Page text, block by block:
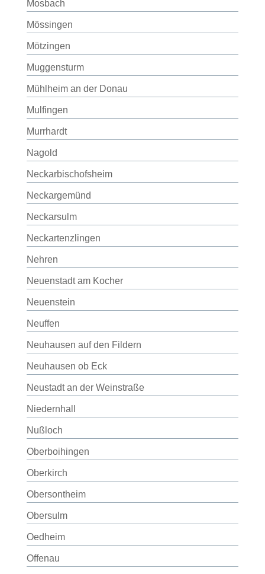
Mosbach
Mössingen
Mötzingen
Muggensturm
Mühlheim an der Donau
Mulfingen
Murrhardt
Nagold
Neckarbischofsheim
Neckargemünd
Neckarsulm
Neckartenzlingen
Nehren
Neuenstadt am Kocher
Neuenstein
Neuffen
Neuhausen auf den Fildern
Neuhausen ob Eck
Neustadt an der Weinstraße
Niedernhall
Nußloch
Oberboihingen
Oberkirch
Obersontheim
Obersulm
Oedheim
Offenau